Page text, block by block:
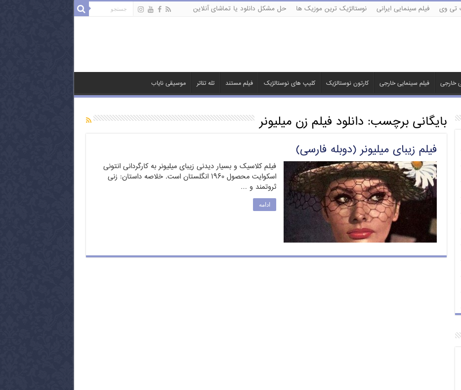
تی وی فیلم سینمایی ایرانی نوستالژیک ترین موزیک ها حل مشکل دانلود یا تماشای آنلاین
خارجی فیلم سینمایی خارجی کارتون نوستالژیک کلیپ های نوستالژیک فیلم مستند تله تئاتر موسیقی نایاب
بایگانی برچسب: دانلود فیلم زن میلیونر
فیلم زیبای میلیونر (دوبله فارسی)
فیلم کلاسیک و بسیار دیدنی زیبای میلیونر به کارگردانی انتونی
اسکوایت محصول ۱۹۶۰ انگلستان است. خلاصه داستان: زنی
ثروتمند و …
ادامه